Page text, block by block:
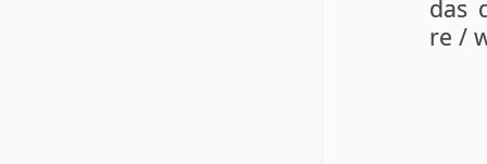
das
re /